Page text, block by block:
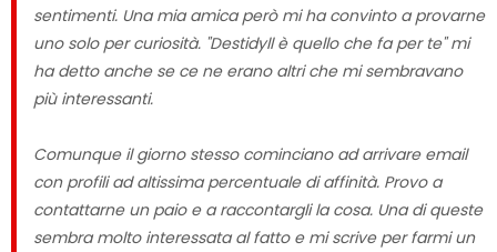
sentimenti. Una mia amica però mi ha convinto a provarne
uno solo per curiosità. "Destidyll è quello che fa per te" mi
ha detto anche se ce ne erano altri che mi sembravano
più interessanti.
Comunque il giorno stesso cominciano ad arrivare email
con profili ad altissima percentuale di affinità. Provo a
contattarne un paio e a raccontargli la cosa. Una di queste
sembra molto interessata al fatto e mi scrive per farmi un